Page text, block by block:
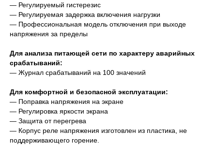
— Регулируемый гистерезис
— Регулируемая задержка включения нагрузки
— Профессиональная модель отключения при выходе
напряжения за пределы
Для анализа питающей сети по характеру аварийных
срабатываний:
— Журнал срабатываний на 100 значений
Для комфортной и безопасной эксплуатации:
— Поправка напряжения на экране
— Регулировка яркости экрана
— Защита от перегрева
— Корпус реле напряжения изготовлен из пластика, не
поддерживающего горение.